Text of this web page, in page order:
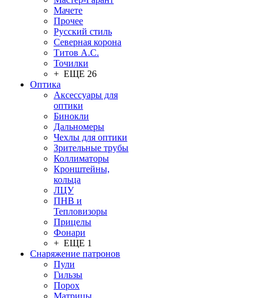
Мачете
Прочее
Русский стиль
Северная корона
Титов А.С.
Точилки
+ ЕЩЕ 26
Оптика
Аксессуары для
оптики
Бинокли
Дальномеры
Чехлы для оптики
Зрительные трубы
Коллиматоры
Кронштейны,
кольца
ЛЦУ
ПНВ и
Тепловизоры
Прицелы
Фонари
+ ЕЩЕ 1
Снаряжение патронов
Пули
Гильзы
Порох
Матрицы,